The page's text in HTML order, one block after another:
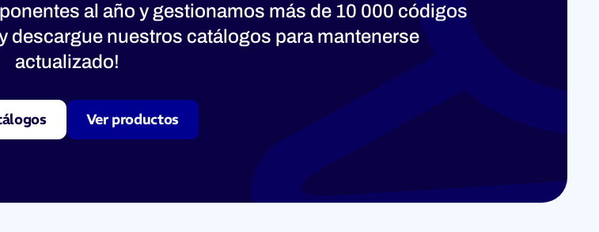
al año y gestionamos más de 10 000 códigos
descargue nuestros catálogos para mantenerse
actualizado!
Ver productos